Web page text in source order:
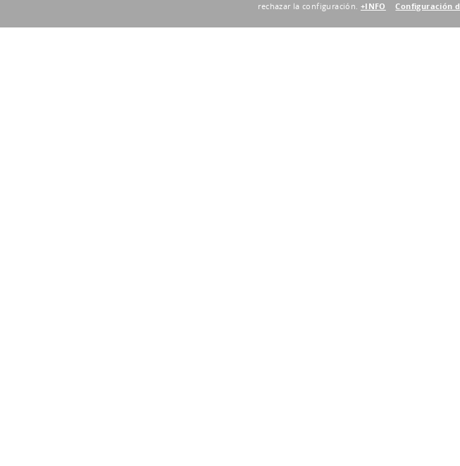
rechazar la configuración. +INFO Configuración